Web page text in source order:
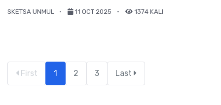
SKETSA UNMUL 11 OCT 2025 1374 KALI
First 1 2 3 Last